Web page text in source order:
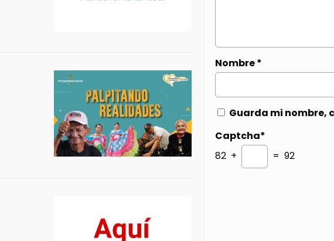
Nombre*
Guarda mi nombre,
Captcha*
82 +
= 92